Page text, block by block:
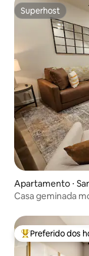
Superhost
Superhost
Apartamento ⋅
Casa geminada
Entre os
Preferido dos